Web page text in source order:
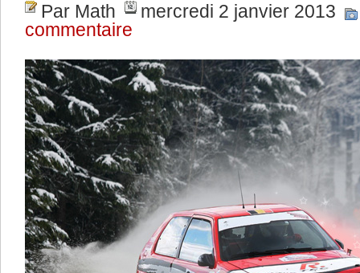
Par Math
mercredi 2 janvier 2013
commentaire